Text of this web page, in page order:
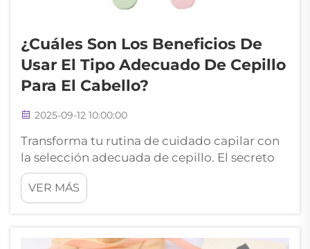
¿Cuáles Son Los Beneficios De
Usar El Tipo Adecuado De Cepillo
Para El Cabello?
2025-09-12 10:00:00
Transforma tu rutina de cuidado capilar con
la selección adecuada de cepillo. El secreto
para lograr un cabello sano y brillante a
menudo reside en la herramienta más pasada
por alto en nuestra rutina diaria de aseo: el
seleccionar el tipo correcto de cepillo
VER MÁS